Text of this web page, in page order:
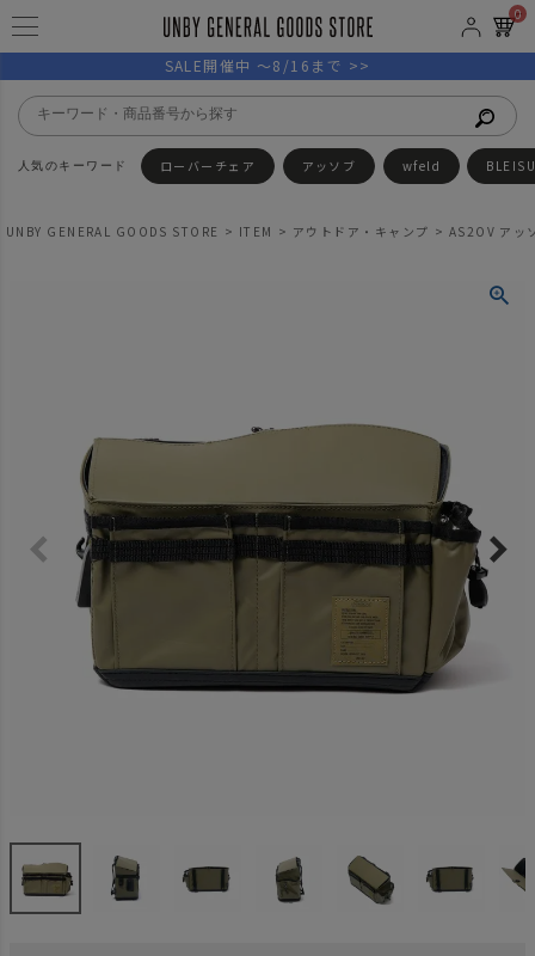
0
SALE開催中 ～8/16まで >>
ローバーチェア アッソブ wfeld
UNBY GENERAL GOODS STORE ITEM アウトドア・キャンプ AS2OV アッ